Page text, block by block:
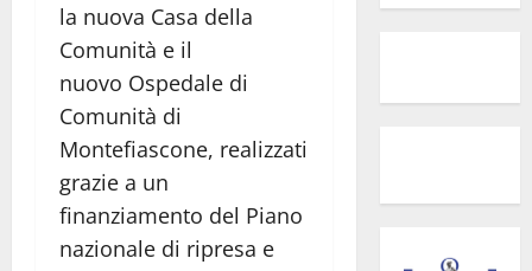
la nuova Casa della
Comunità e il
nuovo Ospedale di
Comunità di
Montefiascone, realizzati
grazie a un
finanziamento del Piano
nazionale di ripresa e